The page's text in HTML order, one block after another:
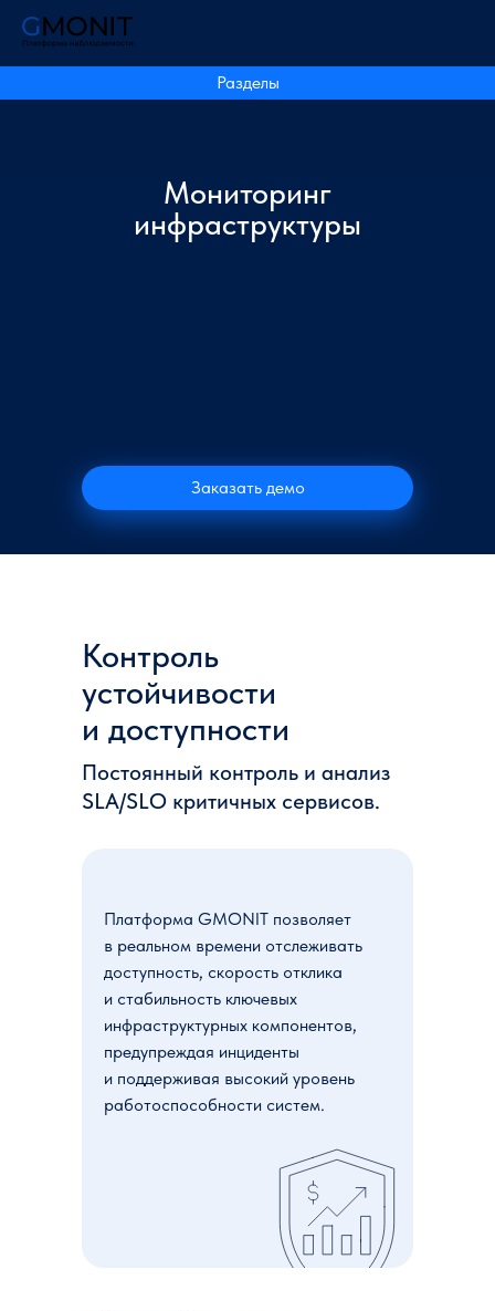
Разделы
Мониторинг
инфраструктуры
Заказать демо
Контроль
устойчивости
и доступности
Постоянный контроль и анализ
SLA/SLO критичных сервисов.
Платформа GMONIT позволяет
в реальном времени отслеживать
доступность, скорость отклика
и стабильность ключевых
инфраструктурных компонентов,
предупреждая инциденты
и поддерживая высокий уровень
работоспособности систем.